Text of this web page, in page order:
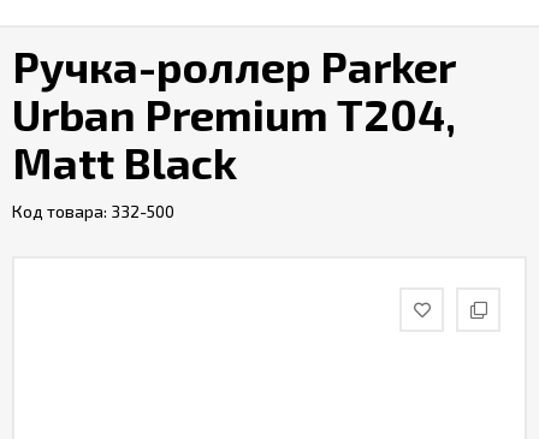
Обзоры
ручек
Контакты
Ручка-роллер Parker
Urban Premium T204,
Matt Black
Код товара: 332-500